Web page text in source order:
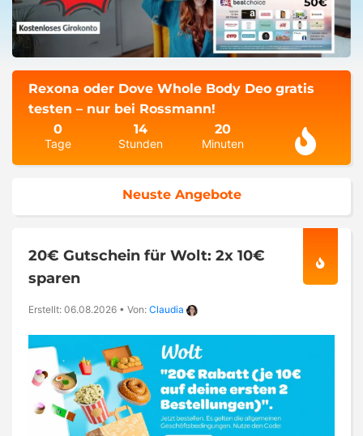
Rexona oder Dove Whole Body Deo gratis
testen – nur bei Rossmann!
0
Tage
14
Stunden
20
Minuten
Neuste Angebote
20€ Gutschein für Wolt: 2x 10€
sparen
Erstellt: 06.08.2026 • Von: Claudia